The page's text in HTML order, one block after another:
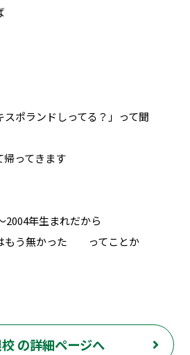
ポランドしってる？」って聞
ってきます
2004年生まれだから
もう無かった ってことか
の詳細ページへ